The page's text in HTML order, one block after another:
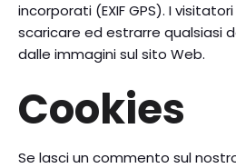
incorporati (EXIF GPS). I
scaricare ed estrarre qualsiasi
dalle immagini sul sito Web.
Cookies
Se lasci un commento sul